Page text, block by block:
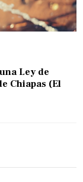
Ley de
Chiapas (El